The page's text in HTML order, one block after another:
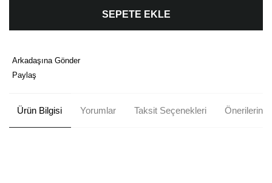
SEPETE EKLE
Arkadaşına Gönder
Paylaş
Ürün Bilgisi Yorumlar Taksit Seçenekleri Önerileriniz